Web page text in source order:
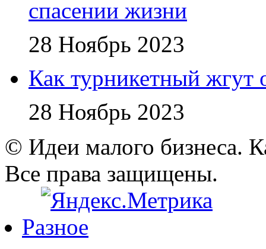
спасении жизни
28 Ноябрь 2023
Как турникетный жгут
28 Ноябрь 2023
© Идеи малого бизнеса.
Все права защищены.
Разное